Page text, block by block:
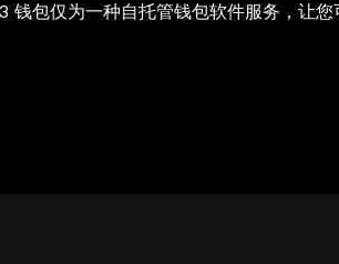
包仅为一种自托管钱包软件服务，让您
其承担任何责任。并非所有产品均在所